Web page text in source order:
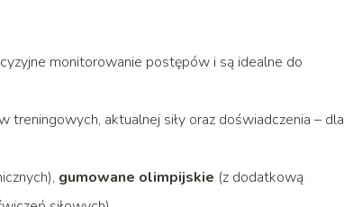
monitorowanie postępów i są idealne do
treningowych, aktualnej siły oraz doświadczenia – dla
gumowane olimpijskie (z dodatkową